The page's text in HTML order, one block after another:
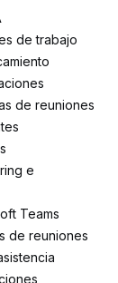
de trabajo
de reuniones
Teams
de reuniones